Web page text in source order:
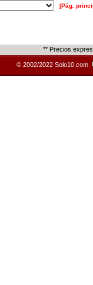
[Pág.
** Precios
© 2002/2022 Solo10.com